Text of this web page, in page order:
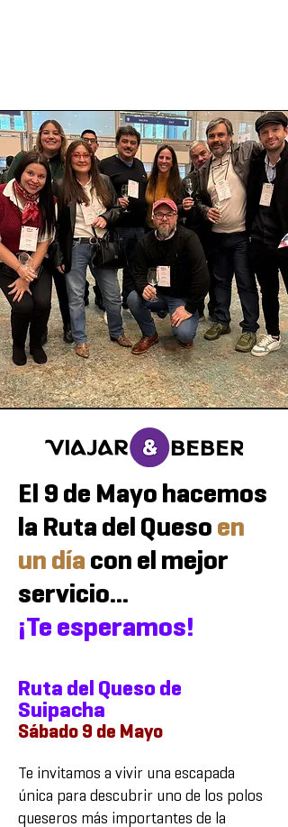
El 9 de Mayo hacemos
la Ruta del Quesoen
un díacon el mejor
servicio...
¡Te esperamos!
Ruta del Queso de
Suipacha
Sábado 9 de Mayo
Te invitamos a vivir una escapada
única para descubrir uno de los polos
queseros más importantes de la